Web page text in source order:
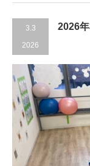
3.3
2026
2026